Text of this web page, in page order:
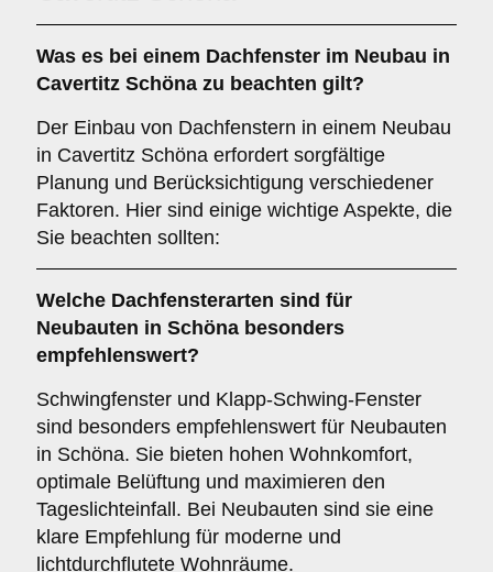
Was es bei einem Dachfenster im Neubau in
Cavertitz Schöna zu beachten gilt?
Der Einbau von Dachfenstern in einem Neubau
in Cavertitz Schöna erfordert sorgfältige
Planung und Berücksichtigung verschiedener
Faktoren. Hier sind einige wichtige Aspekte, die
Sie beachten sollten:
Welche Dachfensterarten sind für
Neubauten in Schöna besonders
empfehlenswert?
Schwingfenster und Klapp-Schwing-Fenster
sind besonders empfehlenswert für Neubauten
in Schöna. Sie bieten hohen Wohnkomfort,
optimale Belüftung und maximieren den
Tageslichteinfall. Bei Neubauten sind sie eine
klare Empfehlung für moderne und
lichtdurchflutete Wohnräume.